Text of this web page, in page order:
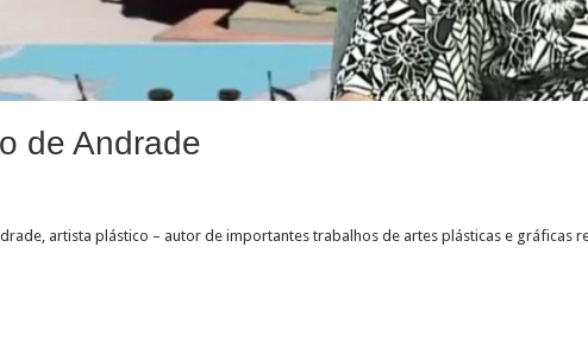
de Andrade
artista plástico – autor de importantes trabalhos de artes plásticas e gráficas